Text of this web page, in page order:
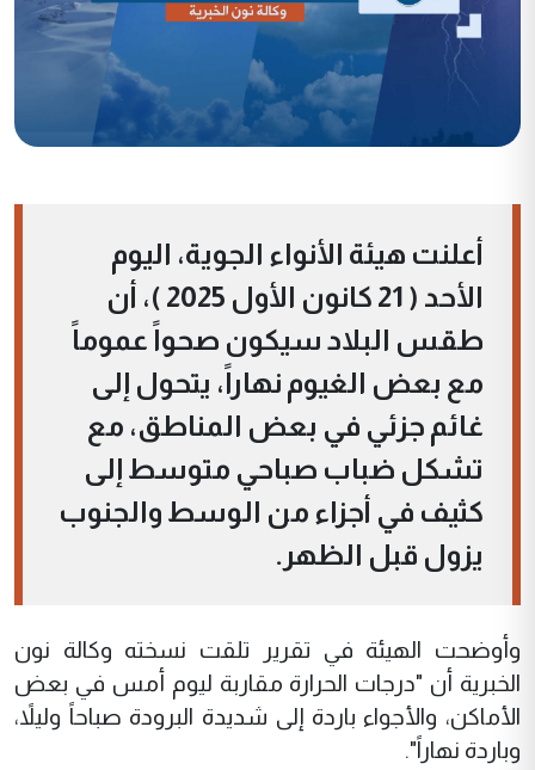
أعلنت هيئة الأنواء الجوية، اليوم
الأحد ( 21 كانون الأول 2025 )، أن
طقس البلاد سيكون صحواً عموماً
مع بعض الغيوم نهاراً، يتحول إلى
غائم جزئي في بعض المناطق، مع
تشكل ضباب صباحي متوسط إلى
كثيف في أجزاء من الوسط والجنوب
يزول قبل الظهر.
وأوضحت الهيئة في تقرير تلقت نسخته وكالة نون
الخبرية أن "درجات الحرارة مقاربة ليوم أمس في بعض
الأماكن، والأجواء باردة إلى شديدة البرودة صباحاً وليلاً،
وباردة نهاراً".